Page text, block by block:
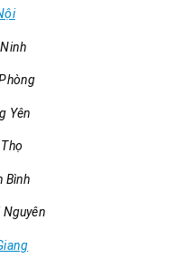
Yên
Bình
Nguyên